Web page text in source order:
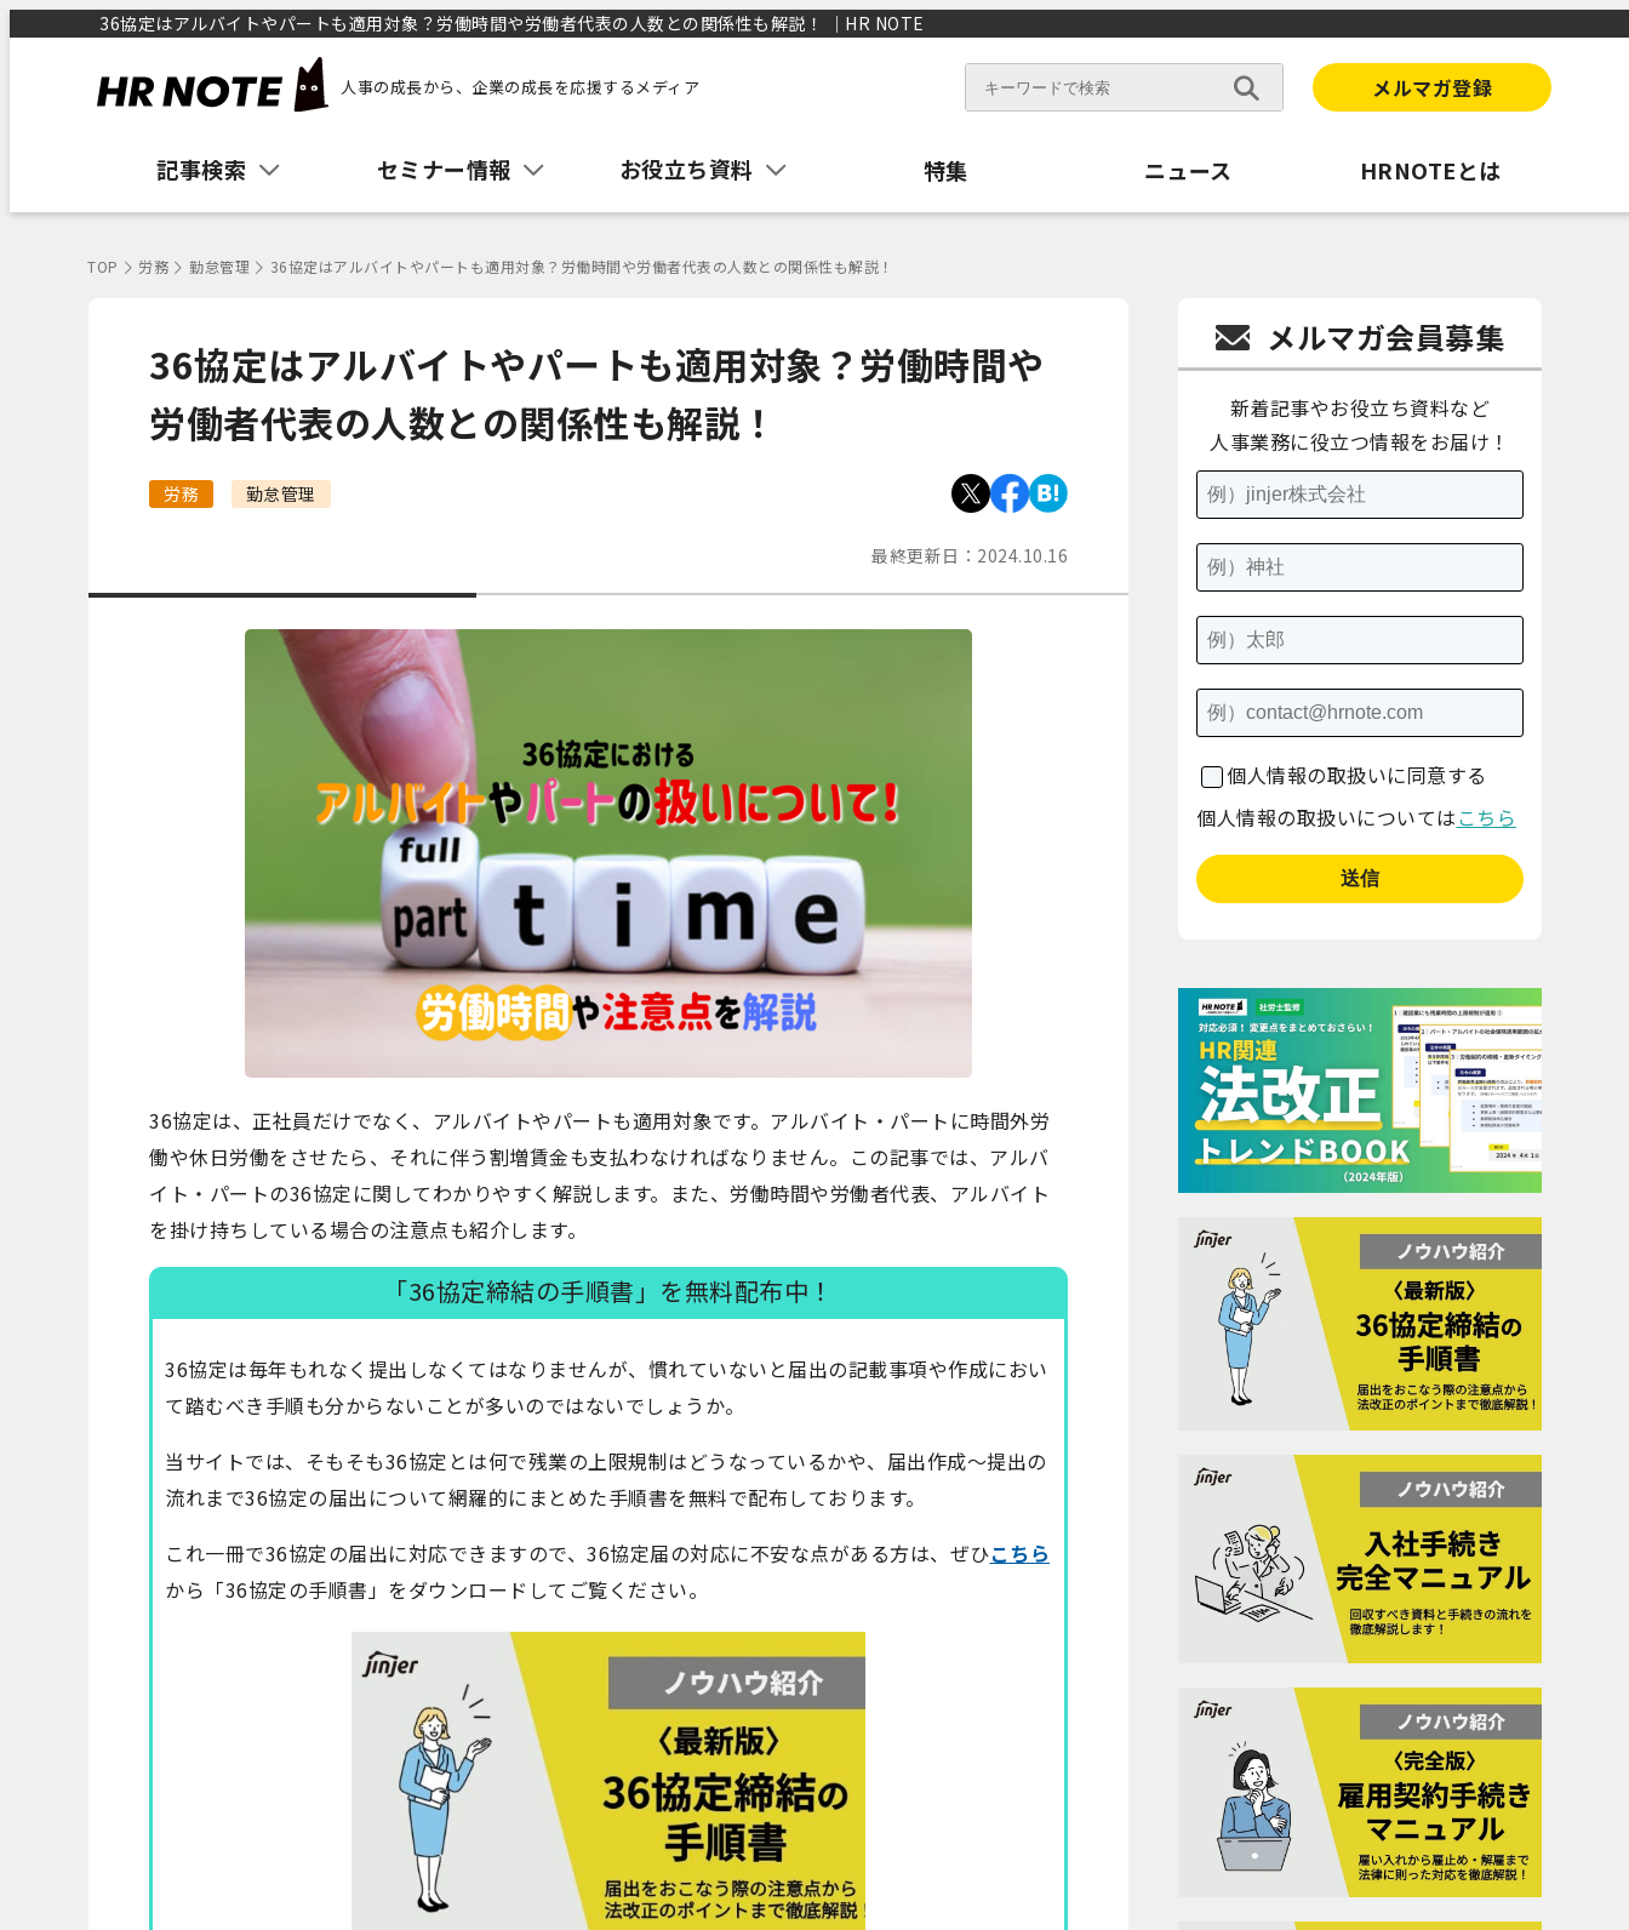
36協定はアルバイトやパートも適用対象？労働時間や労働者代表の人数との関係性も解説！ ｜HR NOTE
人事の成長から、企業の成長を応援するメディア メルマガ登録
記事検索 セミナー情報 お役立ち資料 特集 ニュース HRNOTEとは
TOP 労務 勤怠管理 36協定はアルバイトやパートも適用対象？労働時間や労働者代表の人数との関係性も解説！
36協定はアルバイトやパートも適用対象？労働時間や
労働者代表の人数との関係性も解説！
労務 勤怠管理
最終更新日： 2024.10.16
36協定は、正社員だけでなく、アルバイトやパートも適用対象です。アルバイト・パートに時間外労
働や休日労働をさせたら、それに伴う割増賃金も支払わなければなりません。この記事では、アルバ
イト・パートの36協定に関してわかりやすく解説します。また、労働時間や労働者代表、アルバイト
を掛け持ちしている場合の注意点も紹介します。
「36協定締結の手順書」を無料配布中！
36協定は毎年もれなく提出しなくてはなりませんが、慣れていないと届出の記載事項や作成におい
て踏むべき手順も分からないことが多いのではないでしょうか。
当サイトでは、そもそも36協定とは何で残業の上限規制はどうなっているかや、届出作成～提出の
流れまで36協定の届出について網羅的にまとめた手順書を無料で配布しております。
これ一冊で36協定の届出に対応できますので、36協定届の対応に不安な点がある方は、ぜひこちら
から「36協定の手順書」をダウンロードしてご覧ください。
メルマガ会員募集
新着記事やお役立ち資料など
人事業務に役立つ情報をお届け！
個人情報の取扱いに同意する
個人情報の取扱いについては こちら